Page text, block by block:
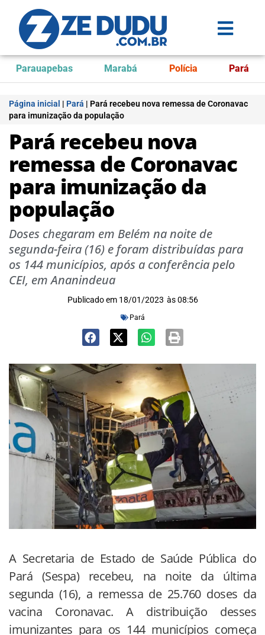
Parauapebas Marabá Polícia Pará
Página inicial | Pará | Pará recebeu nova remessa de Coronavac
para imunização da população
Pará recebeu nova
remessa de Coronavac
para imunização da
população
Doses chegaram em Belém na noite de
segunda-feira (16) e foram distribuídas para
os 144 municípios, após a conferência pelo
CEI, em Ananindeua
Publicado em 18/01/2023 às 08:56
Pará
A Secretaria de Estado de Saúde Pública do
Pará (Sespa) recebeu, na noite da última
segunda (16), a remessa de 25.760 doses da
vacina Coronavac. A distribuição desses
imunizantes para os 144 municípios começa